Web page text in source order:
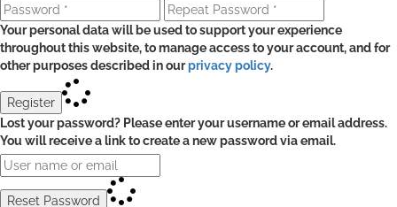
Your personal data will be used to support your experience
throughout this website, to manage access to your account, and for
other purposes described in ourprivacy policy.
Register
Lost your password? Please enter your username or email address.
You will receive a link to create a new password via email.
Reset Password